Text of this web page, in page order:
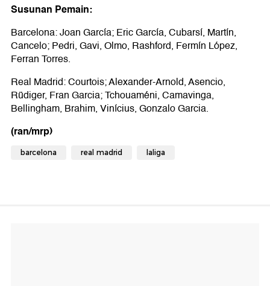
Susunan Pemain:
Barcelona: Joan García; Eric García, Cubarsí, Martín,
Cancelo; Pedri, Gavi, Olmo, Rashford, Fermín López,
Ferran Torres.
Real Madrid: Courtois; Alexander-Arnold, Asencio,
Rüdiger, Fran Garcia; Tchouaméni, Camavinga,
Bellingham, Brahim, Vinícius, Gonzalo Garcia.
(ran/mrp)
barcelona real madrid laliga